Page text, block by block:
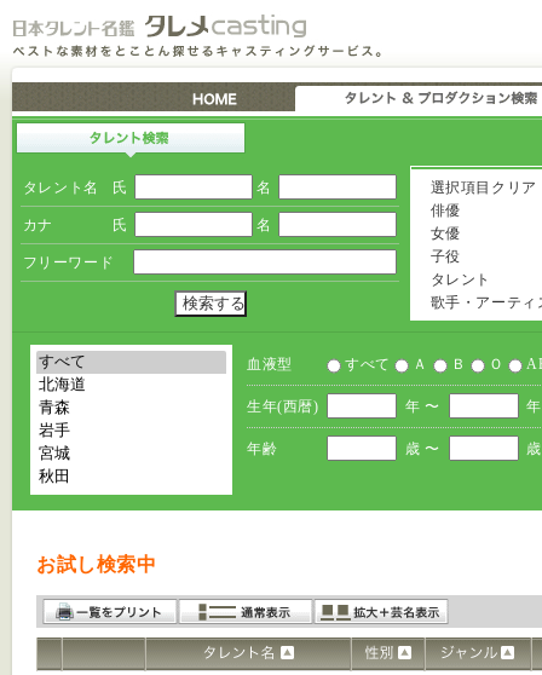
タレント名 氏 名
カナ 氏 名
フリーワード
選択項目クリア
俳優
女優
子役
タレント
歌手・アーティ
血液型 すべて Ａ Ｂ Ｏ
生年(西暦) 年 〜
年齢 歳 〜 歳
お試し検索中